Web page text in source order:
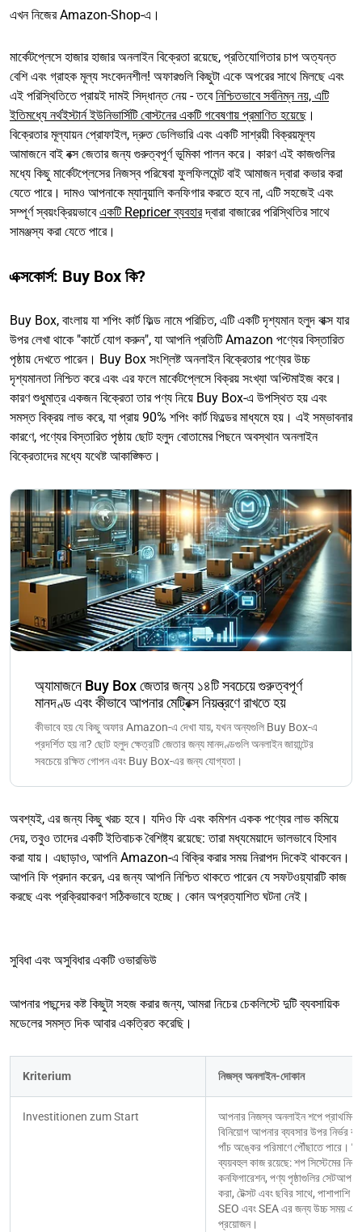
এখন নিজের Amazon-Shop-এ।
মার্কেটপ্লেসে হাজার হাজার অনলাইন বিক্রেতা রয়েছে, প্রতিযোগিতার চাপ অত্যন্ত
বেশি এবং গ্রাহক মূল্য সংবেদনশীল! অফারগুলি কিছুটা একে অপরের সাথে মিলছে এবং
এই পরিস্থিতিতে প্রায়ই দামই সিদ্ধান্ত নেয় - তবেনিশ্চিতভাবে সর্বনিম্ন নয়, এটি
ইতিমধ্যে নর্থইস্টার্ন ইউনিভার্সিটি বোস্টনের একটি গবেষণায় প্রমাণিত হয়েছে।
বিক্রেতার মূল্যায়ন প্রোফাইল, দ্রুত ডেলিভারি এবং একটি সাশ্রয়ী বিক্রয়মূল্য
আমাজনে বাই বক্স জেতার জন্য গুরুত্বপূর্ণ ভূমিকা পালন করে। কারণ এই কাজগুলির
মধ্যে কিছু মার্কেটপ্লেসের নিজস্ব পরিষেবা ফুলফিলমেন্ট বাই আমাজন দ্বারা কভার করা
যেতে পারে। দামও আপনাকে ম্যানুয়ালি কনফিগার করতে হবে না, এটি সহজেই এবং
সম্পূর্ণ স্বয়ংক্রিয়ভাবেএকটি Repricer ব্যবহারদ্বারা বাজারের পরিস্থিতির সাথে
সামঞ্জস্য করা যেতে পারে।
এক্সকোর্স: Buy Box কি?
Buy Box, বাংলায় যা শপিং কার্ট ফিল্ড নামে পরিচিত, এটি একটি দৃশ্যমান হলুদ বাক্স যার
উপর লেখা থাকে "কার্টে যোগ করুন", যা আপনি প্রতিটি Amazon পণ্যের বিস্তারিত
পৃষ্ঠায় দেখতে পারেন। Buy Box সংশ্লিষ্ট অনলাইন বিক্রেতার পণ্যের উচ্চ
দৃশ্যমানতা নিশ্চিত করে এবং এর ফলে মার্কেটপ্লেসে বিক্রয় সংখ্যা অপ্টিমাইজ করে।
কারণ শুধুমাত্র একজন বিক্রেতা তার পণ্য নিয়ে Buy Box-এ উপস্থিত হয় এবং
সমস্ত বিক্রয় লাভ করে, যা প্রায় 90% শপিং কার্ট ফিল্ডের মাধ্যমে হয়। এই সম্ভাবনার
কারণে, পণ্যের বিস্তারিত পৃষ্ঠায় ছোট হলুদ বোতামের পিছনে অবস্থান অনলাইন
বিক্রেতাদের মধ্যে যথেষ্ট আকাঙ্ক্ষিত।
অ্যামাজনে Buy Box জেতার জন্য ১৪টি সবচেয়ে গুরুত্বপূর্ণ
মানদণ্ড এবং কীভাবে আপনার মেট্রিক্স নিয়ন্ত্রণে রাখতে হয়
কীভাবে হয় যে কিছু অফার Amazon-এ দেখা যায়, যখন অন্যগুলি Buy Box-এ
প্রদর্শিত হয় না? ছোট হলুদ ক্ষেত্রটি জেতার জন্য মানদণ্ডগুলি অনলাইন জায়ান্টের
সবচেয়ে রক্ষিত গোপন এবং Buy Box-এর জন্য যোগ্যতা।
অবশ্যই, এর জন্য কিছু খরচ হবে। যদিও ফি এবং কমিশন একক পণ্যের লাভ কমিয়ে
দেয়, তবুও তাদের একটি ইতিবাচক বৈশিষ্ট্য রয়েছে: তারা মধ্যমেয়াদে ভালভাবে হিসাব
করা যায়। এছাড়াও, আপনি Amazon-এ বিক্রি করার সময় নিরাপদ দিকেই থাকবেন।
আপনি ফি প্রদান করেন, এর জন্য আপনি নিশ্চিত থাকতে পারেন যে সফটওয়্যারটি কাজ
করছে এবং প্রক্রিয়াকরণ সঠিকভাবে হচ্ছে। কোন অপ্রত্যাশিত ঘটনা নেই।
সুবিধা এবং অসুবিধার একটি ওভারভিউ
আপনার পছন্দের কষ্ট কিছুটা সহজ করার জন্য, আমরা নিচের চেকলিস্টে দুটি ব্যবসায়িক
মডেলের সমস্ত দিক আবার একত্রিত করেছি।
Kriterium নিজস্ব অনলাইন-দোকান
Investitionen zum Start
আপনার নিজস্ব অনলাইন শপে প্রাথমিক
বিনিয়োগ আপনার ব্যবসার উপর নির্ভর
পাঁচ অঙ্কের পরিমাণে পৌঁছাতে পারে।
ব্যয়বহুল কাজ রয়েছে: শপ সিস্টেমের
কনফিগারেশন, পণ্য পৃষ্ঠাগুলির সেটআপ
করা, টেক্সট এবং ছবির সাথে, পাশাপাশি
SEO এবং SEA এর জন্য উচ্চ সময়
প্রয়োজন।